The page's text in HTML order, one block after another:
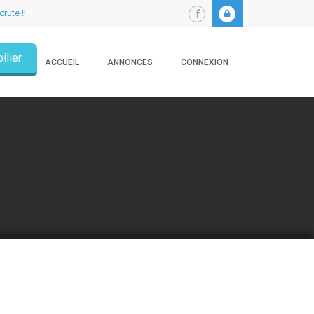
!!
ACCUEIL ANNONCES CONNEXION